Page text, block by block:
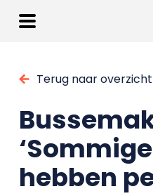
Terug naar overzicht
hebben